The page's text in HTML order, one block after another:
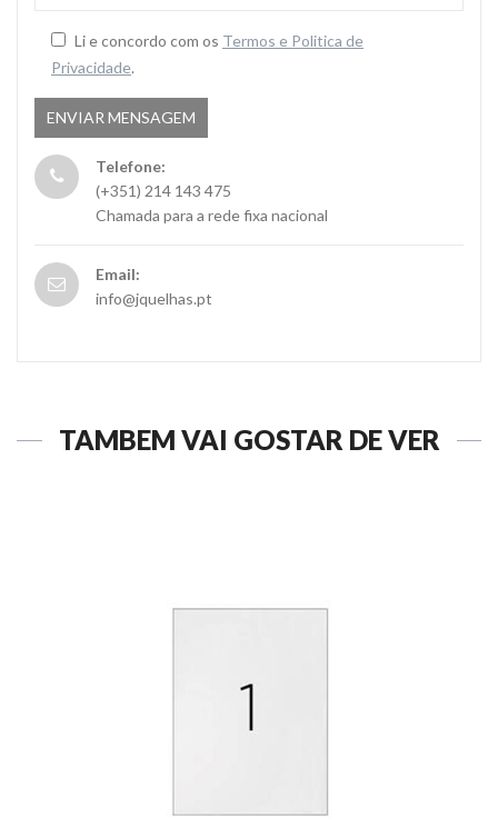
Li e concordo com os Termos e Politica de
Privacidade.
Telefone:
(+351) 214 143 475
Chamada para a rede fixa nacional
Email:
info@jquelhas.pt
TAMBÉM VAI GOSTAR DE VER